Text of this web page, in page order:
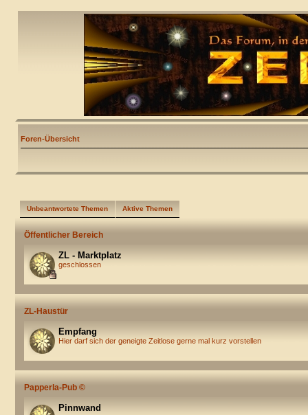
Foren-Übersicht
Unbeantwortete Themen Aktive Themen
Öffentlicher Bereich
ZL - Marktplatz
geschlossen
ZL-Haustür
Empfang
Hier darf sich der geneigte Zeitlose gerne mal kurz vorstellen
Papperla-Pub ©
Pinnwand